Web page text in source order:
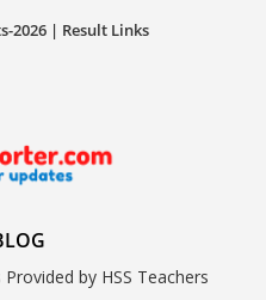
2026 | Result Links
by HSS Teachers